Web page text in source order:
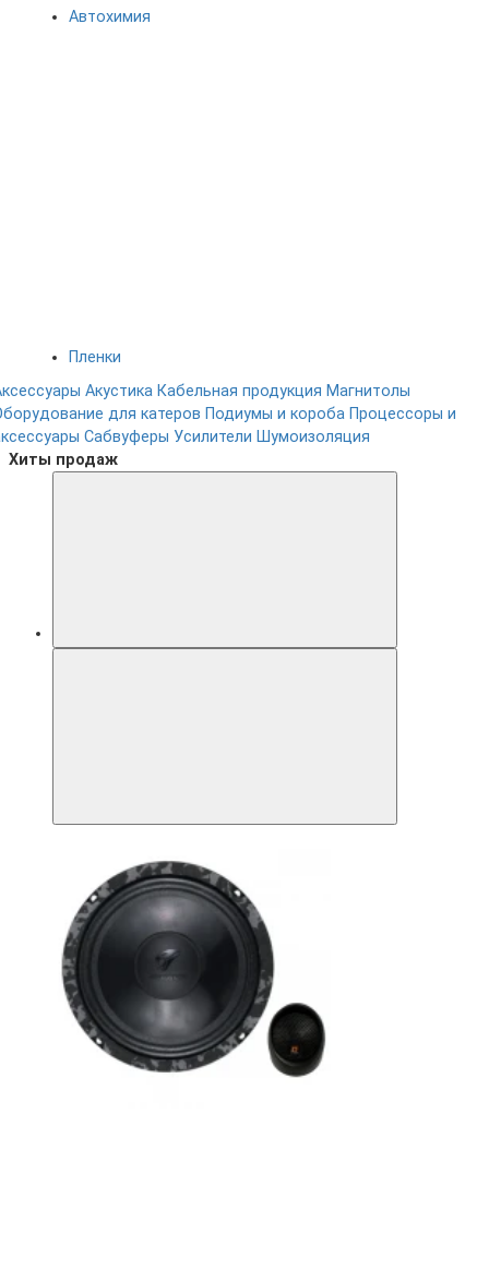
Автохимия
Пленки
Акустика Кабельная продукция Магнитолы
для катеров Подиумы и короба Процессоры и
Сабвуферы Усилители Шумоизоляция
Хиты продаж